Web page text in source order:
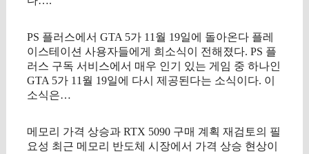
PS 플러스에서 GTA 5가 11월 19일에 돌아온다 플레
이스테이션 사용자들에게 희소식이 전해졌다. PS 플
러스 구독 서비스에서 매우 인기 있는 게임 중 하나인
GTA 5가 11월 19일에 다시 제공된다는 소식이다. 이
소식은…
메모리 가격 상승과 RTX 5090 구매 계획 재검토의 필
요성 최근 메모리 반도체 시장에서 가격 상승 현상이